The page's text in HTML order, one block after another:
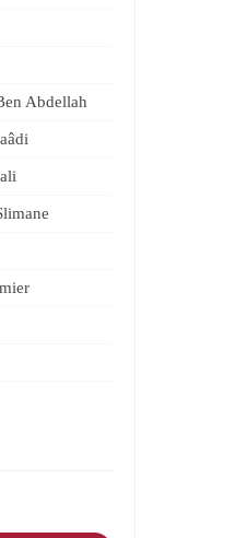
Abdellah